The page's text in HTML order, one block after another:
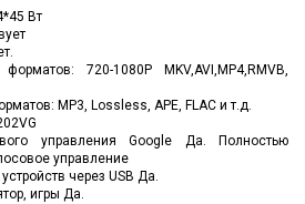
Вт
720-1080P MKV,AVI,MP4,RMVB,
MP3, Lossless, APE, FLAC и т.д.
управления Google Да. Полностью
управление
через USB Да.
игры Да.